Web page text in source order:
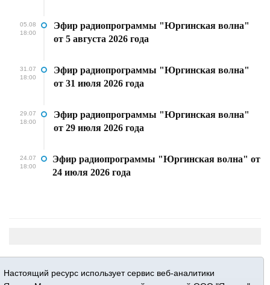
05.08
18:00
Эфир радиопрограммы "Юргинская волна"
от 5 августа 2026 года
31.07
18:00
Эфир радиопрограммы "Юргинская волна"
от 31 июля 2026 года
29.07
18:00
Эфир радиопрограммы "Юргинская волна"
от 29 июля 2026 года
24.07
18:00
Эфир радиопрограммы "Юргинская волна" от
24 июля 2026 года
Настоящий ресурс использует сервис веб-аналитики